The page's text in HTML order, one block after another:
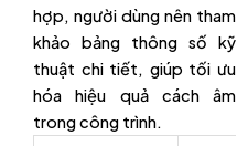
hợp, người dùng nên tham
khảo bảng thông số kỹ
thuật chi tiết, giúp tối ưu
hóa hiệu quả cách âm
trong công trình.